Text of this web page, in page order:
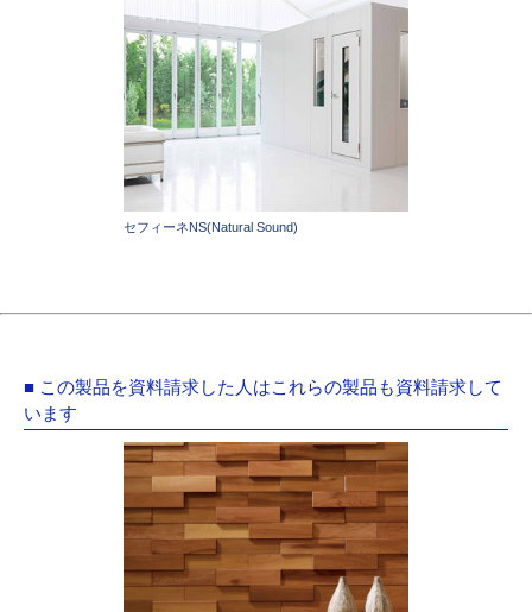
セフィーネNS(Natural Sound)
■ この製品を資料請求した人はこれらの製品も資料請求して
います